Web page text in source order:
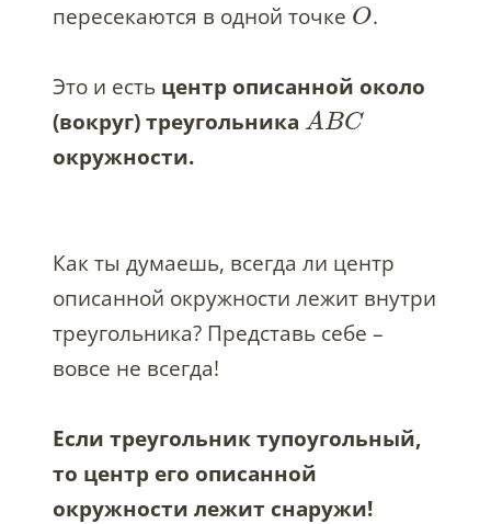
пересекаются в одной точке O.
Это и есть центр описанной около
(вокруг) треугольника ABC
окружности.
Как ты думаешь, всегда ли центр
описанной окружности лежит внутри
треугольника? Представь себе –
вовсе не всегда!
Если треугольник тупоугольный,
то центр его описанной
окружности лежит снаружи!